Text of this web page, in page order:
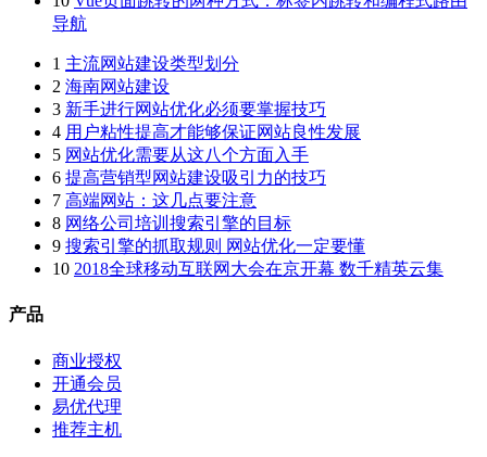
导航
1 主流网站建设类型划分
2 海南网站建设
3 新手进行网站优化必须要掌握技巧
4 用户粘性提高才能够保证网站良性发展
5 网站优化需要从这八个方面入手
6 提高营销型网站建设吸引力的技巧
7 高端网站：这几点要注意
8 网络公司培训搜索引擎的目标
9 搜索引擎的抓取规则 网站优化一定要懂
10 2018全球移动互联网大会在京开幕 数千精英云集
产品
商业授权
开通会员
易优代理
推荐主机